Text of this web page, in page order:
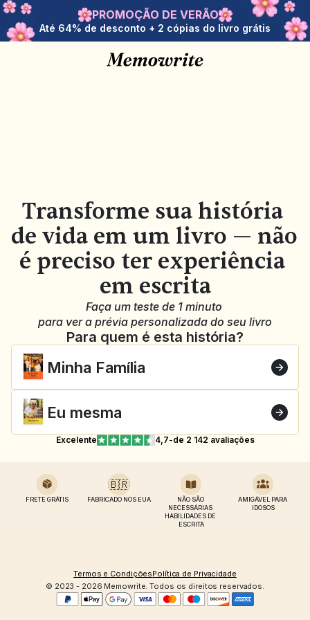
PROMOÇÃO DE VERÃO
Até 64% de desconto + 2 cópias do livro grátis
Transforme sua história
de vida em um livro — não
é preciso ter experiência
em escrita
Faça um teste de 1 minuto
para ver a prévia personalizada do seu livro
Para quem é esta história?
Minha Família
Eu mesma
Excelente 4,7-de 2 142 avaliações
FRETE GRÁTIS
🇧🇷
FABRICADO NOS EUA
NÃO SÃO
NECESSÁRIAS
HABILIDADES DE
ESCRITA
AMIGÁVEL PARA
IDOSOS
© 2023 - 2026 Memowrite. Todos os direitos reservados.
Termos e CondiçõesPolítica de Privacidade